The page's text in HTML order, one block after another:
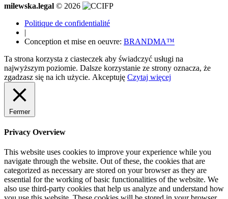
milewska.legal © 2026
Politique de confidentialité
|
Conception et mise en oeuvre: BRANDMA™
Ta strona korzysta z ciasteczek aby świadczyć usługi na
najwyższym poziomie. Dalsze korzystanie ze strony oznacza, że
zgadzasz się na ich użycie. Akceptuję Czytaj więcej
Fermer
Privacy Overview
This website uses cookies to improve your experience while you
navigate through the website. Out of these, the cookies that are
categorized as necessary are stored on your browser as they are
essential for the working of basic functionalities of the website. We
also use third-party cookies that help us analyze and understand how